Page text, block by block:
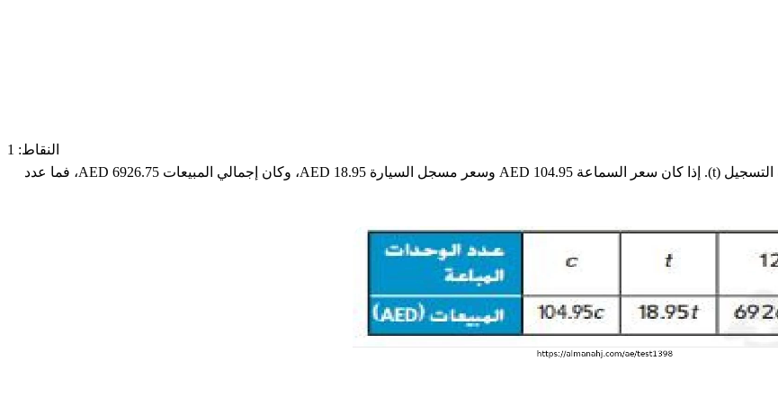
النقاط: 1
باع أحد المتاجر 125 جهازاً إجمالاً من أجهزة السماعات الخارجية (c) وأجهزة التسجيل (t). إذا كان سعر السماعة 104.95 AED وسعر مسجل السيارة 18.95 AED، وكان إجمالي المبيعات 6926.75 AED، فما عدد